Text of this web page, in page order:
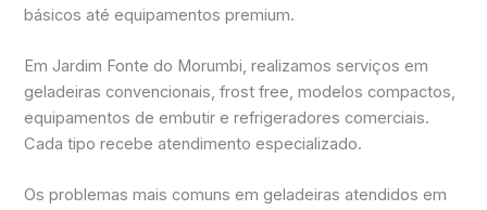
básicos até equipamentos premium.
Em Jardim Fonte do Morumbi, realizamos serviços em
geladeiras convencionais, frost free, modelos compactos,
equipamentos de embutir e refrigeradores comerciais.
Cada tipo recebe atendimento especializado.
Os problemas mais comuns em geladeiras atendidos em